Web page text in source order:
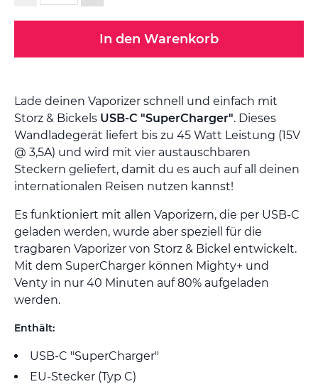
In den Warenkorb
Lade deinen Vaporizer schnell und einfach mit
Storz & Bickels USB-C "SuperCharger". Dieses
Wandladegerät liefert bis zu 45 Watt Leistung (15V
@ 3,5A) und wird mit vier austauschbaren
Steckern geliefert, damit du es auch auf all deinen
internationalen Reisen nutzen kannst!
Es funktioniert mit allen Vaporizern, die per USB-C
geladen werden, wurde aber speziell für die
tragbaren Vaporizer von Storz & Bickel entwickelt.
Mit dem SuperCharger können Mighty+ und
Venty in nur 40 Minuten auf 80% aufgeladen
werden.
Enthält:
USB-C "SuperCharger"
EU-Stecker (Typ C)